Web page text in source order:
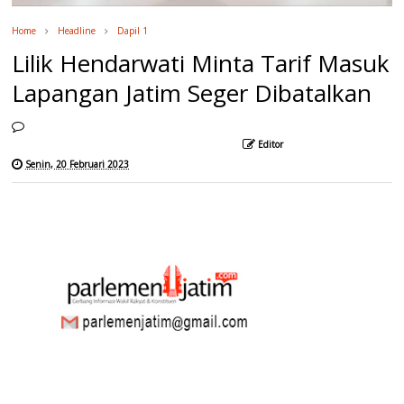
Home Headline Dapil 1
Lilik Hendarwati Minta Tarif Masuk
Lapangan Jatim Seger Dibatalkan
Editor
Senin, 20 Februari 2023